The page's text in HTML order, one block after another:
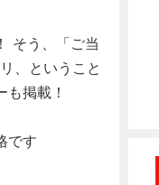
そう、「ご当
、ということ
掲載！
です